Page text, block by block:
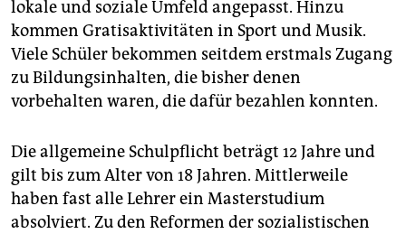
lokale und soziale Umfeld angepasst. Hinzu
kommen Gratisaktivitäten in Sport und Musik.
Viele Schüler bekommen seitdem erstmals Zugang
zu Bildungsinhalten, die bisher denen
vorbehalten waren, die dafür bezahlen konnten.
Die allgemeine Schulpflicht beträgt 12 Jahre und
gilt bis zum Alter von 18 Jahren. Mittlerweile
haben fast alle Lehrer ein Masterstudium
absolviert. Zu den Reformen der sozialistischen